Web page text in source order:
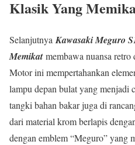
Klasik Yang
SelanjutnyaKawasaki Meguro
Memikatmembawa nuansa retro
Motor ini mempertahankan
lampu depan bulat yang
tangki bahan bakar juga di
dari material krom berlapis
dengan emblem “Meguro” yang